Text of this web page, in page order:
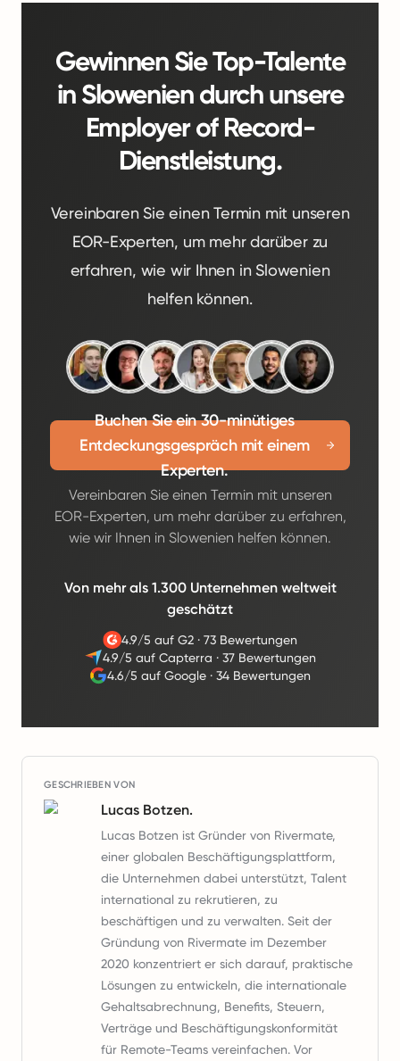
Gewinnen Sie Top-Talente
in Slowenien durch unsere
Employer of Record-
Dienstleistung.
Vereinbaren Sie einen Termin mit unseren
EOR-Experten, um mehr darüber zu
erfahren, wie wir Ihnen in Slowenien
helfen können.
Buchen Sie ein 30-minütiges
Entdeckungsgespräch mit einem
Experten.
Vereinbaren Sie einen Termin mit unseren
EOR-Experten, um mehr darüber zu erfahren,
wie wir Ihnen in Slowenien helfen können.
Von mehr als 1.300 Unternehmen weltweit
geschätzt
4.9/5 auf G2· 73 Bewertungen
4.9/5 auf Capterra · 37 Bewertungen
4.6/5 auf Google ·34 Bewertungen
GESCHRIEBEN VON
Lucas Botzen.
Lucas Botzen ist Gründer von Rivermate,
einer globalen Beschäftigungsplattform,
die Unternehmen dabei unterstützt, Talent
international zu rekrutieren, zu
beschäftigen und zu verwalten. Seit der
Gründung von Rivermate im Dezember
2020 konzentriert er sich darauf, praktische
Lösungen zu entwickeln, die internationale
Gehaltsabrechnung, Benefits, Steuern,
Verträge und Beschäftigungskonformität
für Remote-Teams vereinfachen. Vor